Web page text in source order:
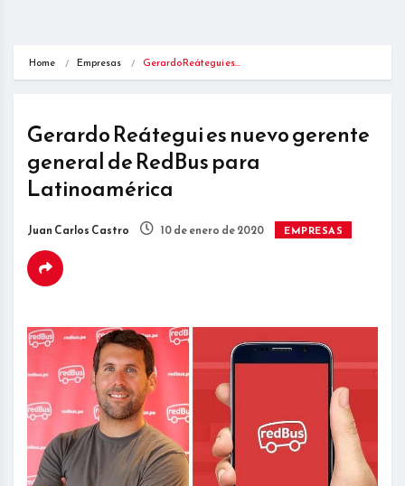
Home Empresas Gerardo Reátegui es…
Gerardo Reátegui es nuevo gerente
general de RedBus para
Latinoamérica
Juan Carlos Castro 10 de enero de 2020 EMPRESAS